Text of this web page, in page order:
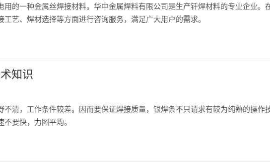
的一种金属丝焊接材料。华中金属焊料有限公司是生产钎焊材料的专业企业。
艺、焊材选择等方面进行咨询服务，满足广大用户的需求。
知识
清，工作条件较差。因而要保证焊接质量，银焊条不只请求有较为纯熟的操作
要快，力图平均。